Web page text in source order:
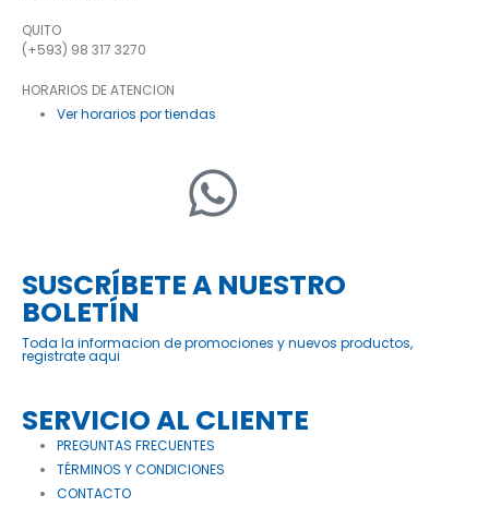
QUITO
(+593) 98 317 3270
HORARIOS DE ATENCION
Ver horarios por tiendas
SUSCRÍBETE A NUESTRO
BOLETÍN
Toda la informacion de promociones y nuevos productos,
registrate aqui
SERVICIO AL CLIENTE
PREGUNTAS FRECUENTES
TÉRMINOS Y CONDICIONES
CONTACTO